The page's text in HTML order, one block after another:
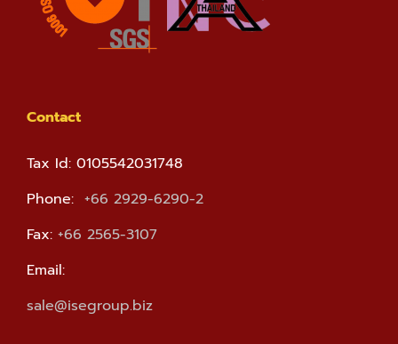
Contact
Tax Id: 0105542031748
Phone: +66 2929-6290-2
Fax: +66 2565-3107
Email:
sale@isegroup.biz